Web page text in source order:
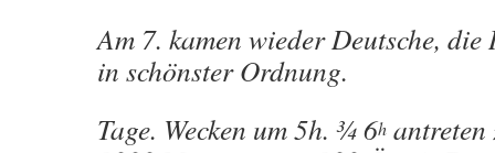
Am 7. kamen wieder Deutsche,
in schönster Ordnung.
Tage. Wecken um 5h. ¾ 6h antreten